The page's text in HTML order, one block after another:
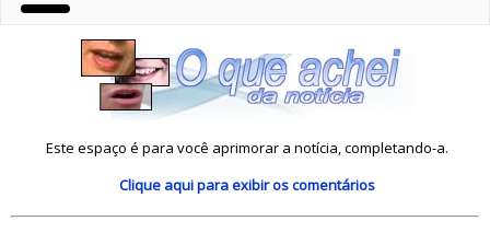
Este espaço é para você aprimorar a notícia, completando-a.
Clique aquipara exibir os comentários